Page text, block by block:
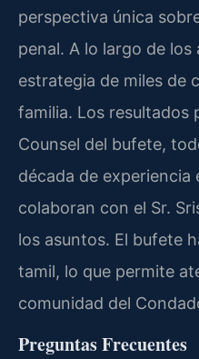
perspectiva única
penal. A lo largo de los
estrategia de miles de
familia. Los resultados
Counsel del bufete,
década de experiencia
colaboran con el Sr.
los asuntos. El bufete
tamil, lo que permite
comunidad del
Preguntas Frecuentes